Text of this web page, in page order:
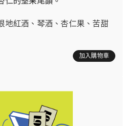
地紅酒、琴酒、杏仁果、苦甜
加入購物車